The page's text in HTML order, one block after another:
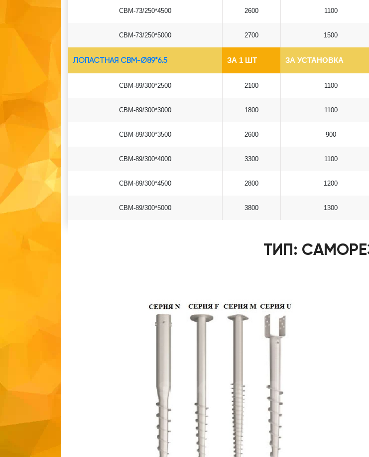
СВМ-73/250*4500 2600 1100
СВМ-73/250*5000 2700 1500
ЛОПАСТНАЯ СВМ-Ø89*6.5 ЗА 1 ШТ ЗА УСТАНОВКА
СВМ-89/300*2500 2100 1100
СВМ-89/300*3000 1800 1100
СВМ-89/300*3500 2600 900
СВМ-89/300*4000 3300 1100
СВМ-89/300*4500 2800 1200
СВМ-89/300*5000 3800 1300
ТИП: